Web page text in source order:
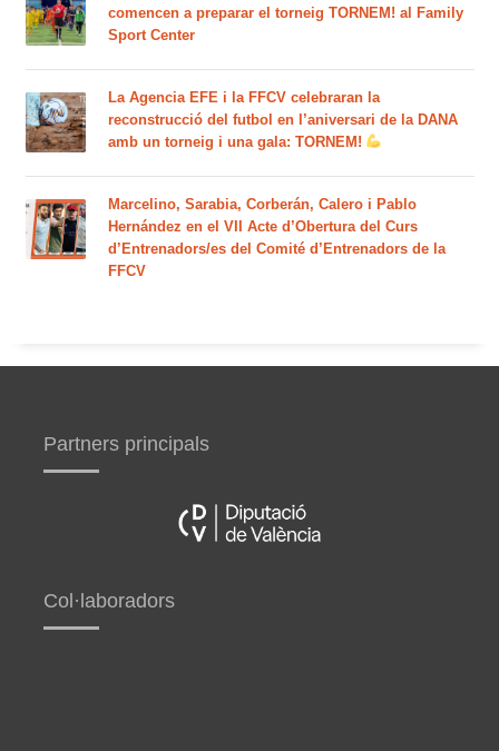
comencen a preparar el torneig TORNEM! al Family
Sport Center
La Agencia EFE i la FFCV celebraran la
reconstrucció del futbol en l’aniversari de la DANA
amb un torneig i una gala: TORNEM!
Marcelino, Sarabia, Corberán, Calero i Pablo
Hernández en el VII Acte d’Obertura del Curs
d’Entrenadors/es del Comité d’Entrenadors de la
FFCV
Partners principals
Col·laboradors